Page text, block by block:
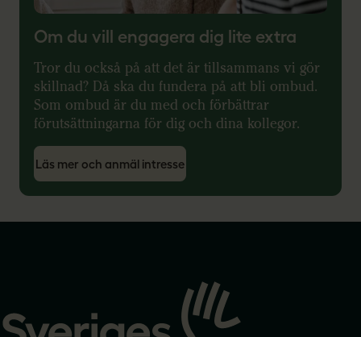
Om du vill engagera dig lite extra
Tror du också på att det är tillsammans vi gör
skillnad? Då ska du fundera på att bli ombud.
Som ombud är du med och förbättrar
förutsättningarna för dig och dina kollegor.
Läs mer och anmäl intresse
startsidan